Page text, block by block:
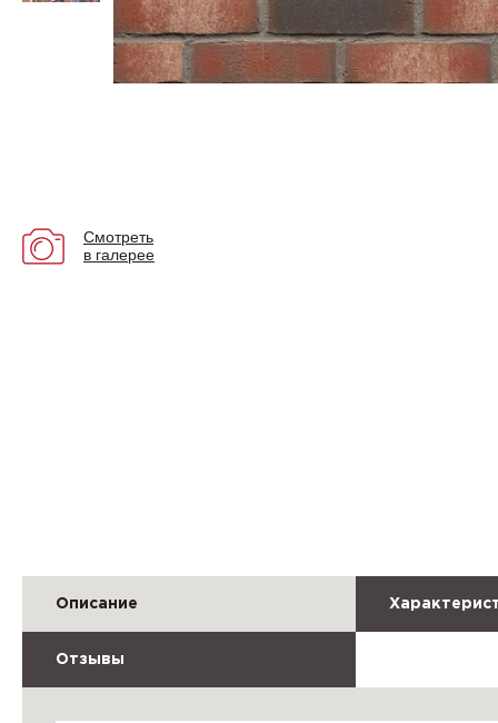
Смотреть
в галерее
Описание
Отзывы